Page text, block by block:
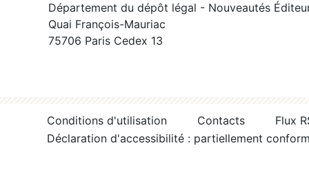
Département du dépôt légal - Nouveautés
Quai François-Mauriac
75706 Paris Cedex 13
Conditions d'utilisation Contacts
Flux
Déclaration d'accessibilité : partiellement